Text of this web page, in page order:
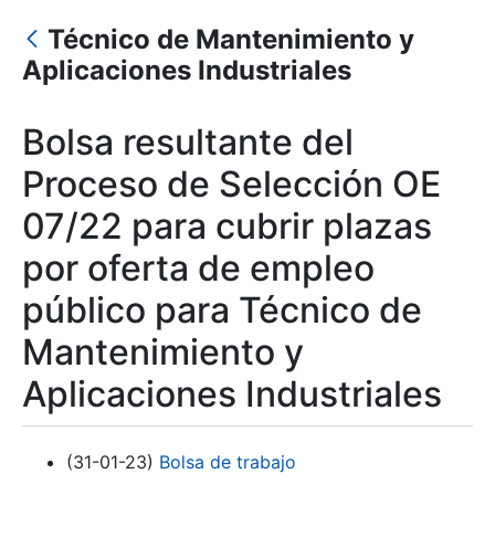
Mostrar/Ocultar
Mostrar/Ocultar
Técnico de Mantenimiento y
Aplicaciones Industriales
Bolsa resultante del
Proceso de Selección OE
07/22 para cubrir plazas
por oferta de empleo
público para Técnico de
Mantenimiento y
Aplicaciones Industriales
(31-01-23) Bolsa de trabajo